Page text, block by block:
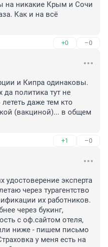
на никакие Крым и Сочи
Как и на всё
+0 –0
и Кипра одинаковы.
политика тут не
даже тем кто
(вакциной)... в общем
+1 –0
удостоверение эксперта
через турагентство
их работников.
через букинг,
с оф.сайтом отеля,
ниже - пишем письмо
у меня есть на